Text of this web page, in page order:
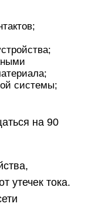
системы;
на 90
утечек тока.